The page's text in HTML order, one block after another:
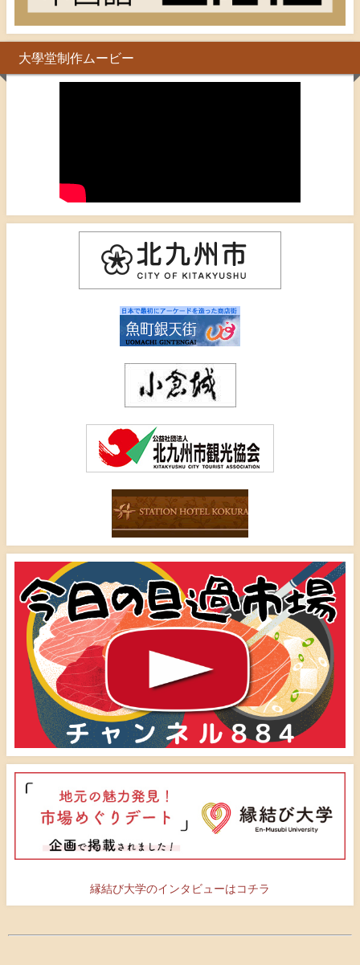
大學堂制作ムービー
縁結び大学のインタビューはコチラ